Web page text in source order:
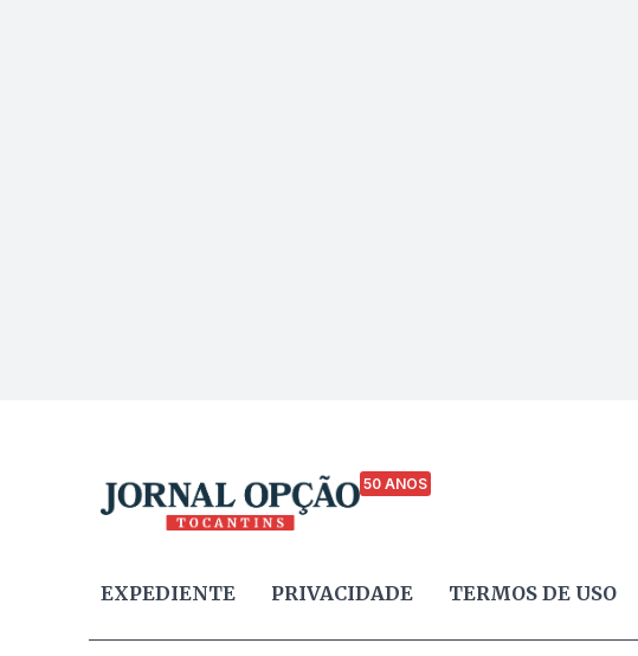
50 ANOS
EXPEDIENTE PRIVACIDADE TERMOS DE USO